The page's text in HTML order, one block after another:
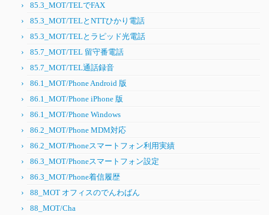
85.3_MOT/TELでFAX
85.3_MOT/TELとNTTひかり電話
85.3_MOT/TELとラピッド光電話
85.7_MOT/TEL 留守番電話
85.7_MOT/TEL通話録音
86.1_MOT/Phone Android 版
86.1_MOT/Phone iPhone 版
86.1_MOT/Phone Windows
86.2_MOT/Phone MDM対応
86.2_MOT/Phoneスマートフォン利用実績
86.3_MOT/Phoneスマートフォン設定
86.3_MOT/Phone着信履歴
88_MOT オフィスのでんわばん
88_MOT/Cha